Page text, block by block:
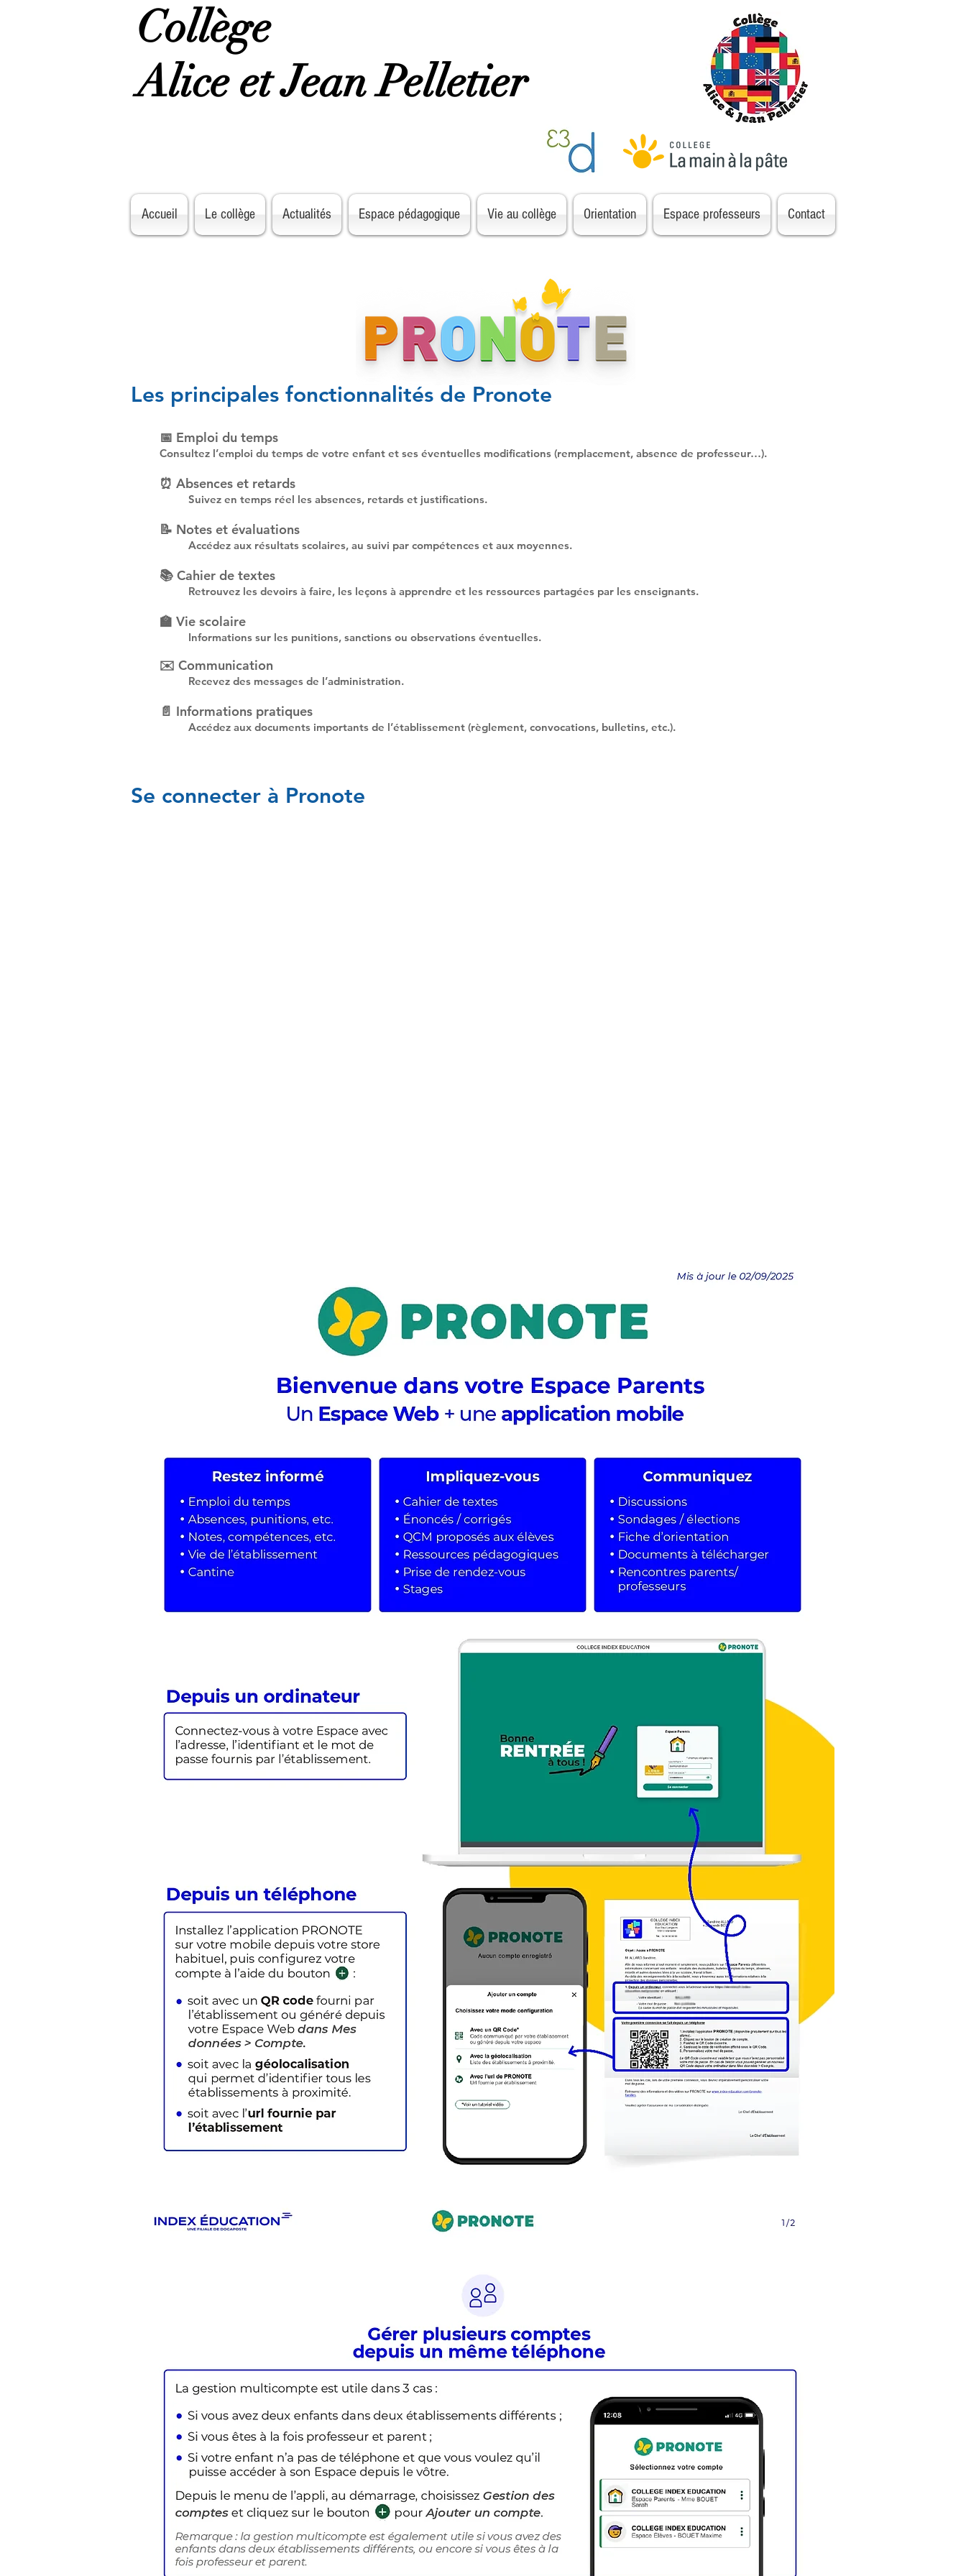
Collège
Alice et Jean Pelletier
Accueil Le collège Actualités Espace pédagogique Vie au collège Orientation Espace professeurs Contact
Les principales fonctionnalités de Pronote
📅 Emploi du temps
Consultez l’emploi du temps de votre enfant et ses éventuelles modifications (remplacement, absence de professeur…).
⏰ Absences et retards
Suivez en temps réel les absences, retards et justifications.
📝 Notes et évaluations
Accédez aux résultats scolaires, au suivi par compétences et aux moyennes.
📚 Cahier de textes
Retrouvez les devoirs à faire, les leçons à apprendre et les ressources partagées par les enseignants.
🏫 Vie scolaire
Informations sur les punitions, sanctions ou observations éventuelles.
✉️ Communication
Recevez des messages de l’administration.
📄 Informations pratiques
Accédez aux documents importants de l’établissement (règlement, convocations, bulletins, etc.).
Se connecter à Pronote